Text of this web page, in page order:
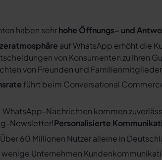
haben sehrhohe Öffnungs- und
auf WhatsApp erhöht die
von Konsumenten zu Ihren
von Freunden und
führt beim Conversational
WhatsApp-Nachrichten kommen
Newsletter!Personalisierte
Über 60 Millionen Nutzer alleine in
Unternehmen